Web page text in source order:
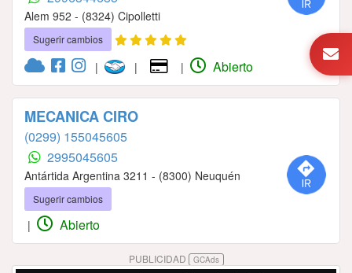
Alem 952 - (8324) Cipolletti
Sugerir cambios
| | | Abierto
MECANICA CIRO
(0299) 155045605
2995045605
Antártida Argentina 3211 - (8300) Neuquén
Sugerir cambios
| Abierto
PUBLICIDAD GCAds